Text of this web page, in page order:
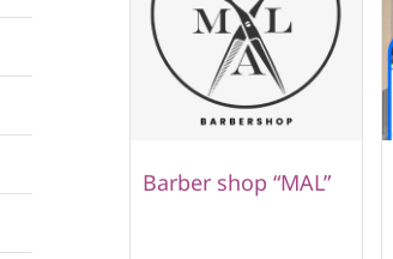
Barber shop “MAL”